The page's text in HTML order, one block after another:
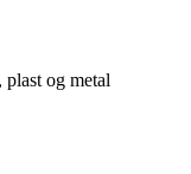
og metal